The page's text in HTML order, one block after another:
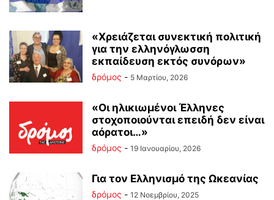
«Χρειάζεται συνεκτική πολιτική
για την ελληνόγλωσση
εκπαίδευση εκτός συνόρων»
δρόμος - 5 Μαρτίου, 2026
«Οι ηλικιωμένοι Έλληνες
στοχοποιούνται επειδή δεν είναι
αόρατοι…»
δρόμος - 19 Ιανουαρίου, 2026
Για τον Ελληνισμό της Ωκεανίας
δρόμος - 12 Νοεμβρίου, 2025